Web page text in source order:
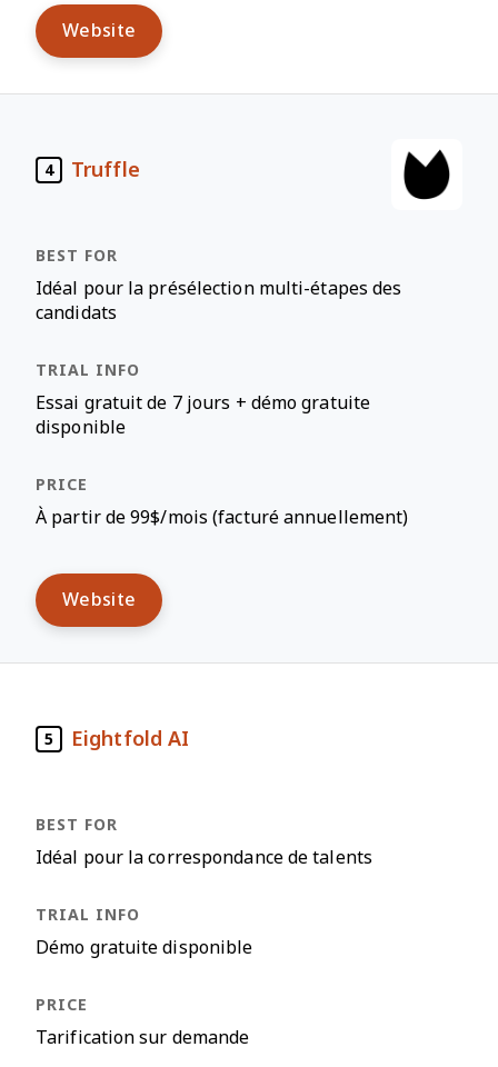
Website
4 Truffle
Idéal pour la présélection multi-étapes des
candidats
Essai gratuit de 7 jours + démo gratuite
disponible
À partir de 99$/mois (facturé annuellement)
Website
5 Eightfold AI
Idéal pour la correspondance de talents
Démo gratuite disponible
Tarification sur demande